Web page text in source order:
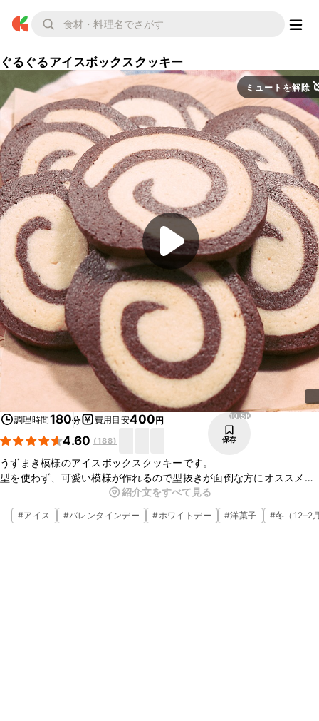
ぐるぐるアイスボックスクッキー
ミュートを解除
調理時間180分 費用目安400円
4.60 (188)
10.5K
保存
うずまき模様のアイスボックスクッキーです。
型を使わず、可愛い模様が作れるので型抜きが面倒な方にオススメで
す。冷凍庫で冷やすことで、切るときに形を崩さず切ることができま
す。
ココアパウダーを使用しているので甘さ控えめです。
紹介文をすべて見る
#アイス #バレンタインデー #ホワイトデー #洋菓子 #冬（12–2